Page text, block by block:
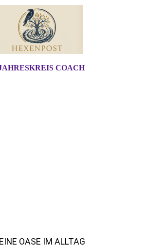
COACH
OASE IM ALLTAG